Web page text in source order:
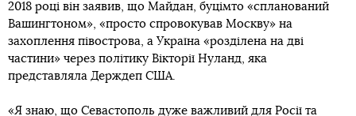
2018 році він заявив, що Майдан, буцімто «спланований
Вашингтоном», «просто спровокував Москву» на
захоплення півострова, а Україна «розділена на дві
частини» через політику Вікторії Нуланд, яка
представляла Держдеп США.
«Я знаю, що Севастополь дуже важливий для Росії та